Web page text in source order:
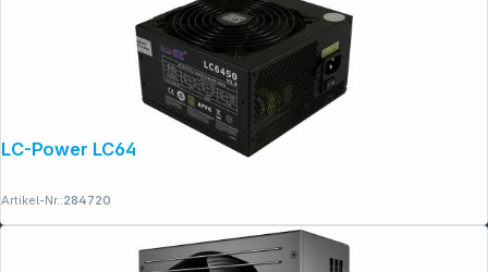
LC-Power LC6450 V2.3
Artikel-Nr.:284720